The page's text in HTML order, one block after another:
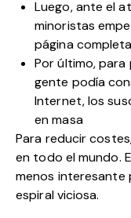
Luego, ante el
minoristas
página
Por último, para
gente podía
Internet, los
en masa
Para reducir
en todo el mundo.
menos interesante
espiral viciosa.